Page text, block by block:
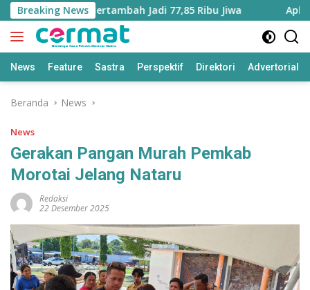
Langsung
ke
konten
Breaking News
Utara Bertambah Jadi 77,85 Ribu Jiwa Aplikasi
News Feature Sastra Perspektif Direktori Advertorial
Beranda News
News
Gerakan Pangan Murah Pemkab
Morotai Jelang Nataru
Redaksi
22 Desember 2025